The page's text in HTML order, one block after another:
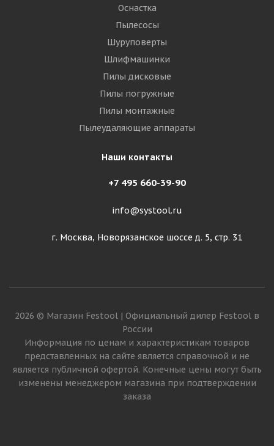
Оснастка
Пылесосы
Шуруповерты
Шлифмашинки
Пилы дисковые
Пилы погружные
Пилы монтажные
Пылеудаляющие аппараты
Наши контакты
+7 495 660-39-90
info@systool.ru
г. Москва, Новорязанское шоссе д. 5, стр. 31
2026 © Магазин Festool | Официальный дилер Festool в
России
Информация по ценам и характеристикам товаров
представленных на сайте является справочной и не
является публичной офертой. Конечные цены могут быть
изменены менеджером магазина при подтверждении
заказа